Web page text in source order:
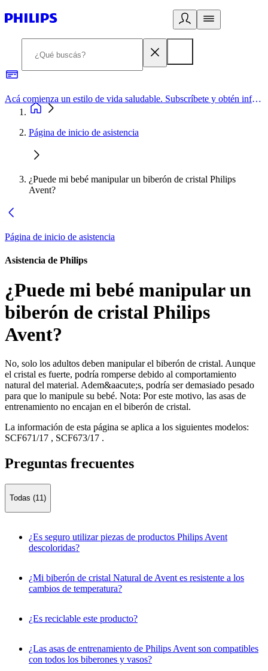
Acá comienza un estilo de vida saludable. Subscríbete y obtén información de primera mano
Página de inicio de asistencia
¿Puede mi bebé manipular un biberón de cristal Philips
Avent?
Página de inicio de asistencia
Asistencia de Philips
¿Puede mi bebé manipular un
biberón de cristal Philips
Avent?
No, solo los adultos deben manipular el biberón de cristal. Aunque
el cristal es fuerte, podría romperse debido al comportamiento
natural del material. Adem&aacute;s, podría ser demasiado pesado
para que lo manipule su bebé. Nota: Por este motivo, las asas de
entrenamiento no encajan en el biberón de cristal.
La información de esta página se aplica a los siguientes modelos:
SCF671/17 , SCF673/17 .
Preguntas frecuentes
Todas (11)
¿Es seguro utilizar piezas de productos Philips Avent
descoloridas?
¿Mi biberón de cristal Natural de Avent es resistente a los
cambios de temperatura?
¿Es reciclable este producto?
¿Las asas de entrenamiento de Philips Avent son compatibles
con todos los biberones y vasos?